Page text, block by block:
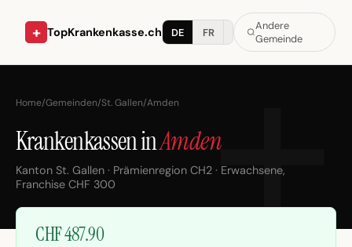
+ TopKrankenkasse.ch DE FR
Andere
Gemeinde
Home/Gemeinden/St. Gallen/Amden
Krankenkassen inAmden
Kanton St. Gallen · Prämienregion CH2 · Erwachsene,
Franchise CHF 300
CHF 487.90